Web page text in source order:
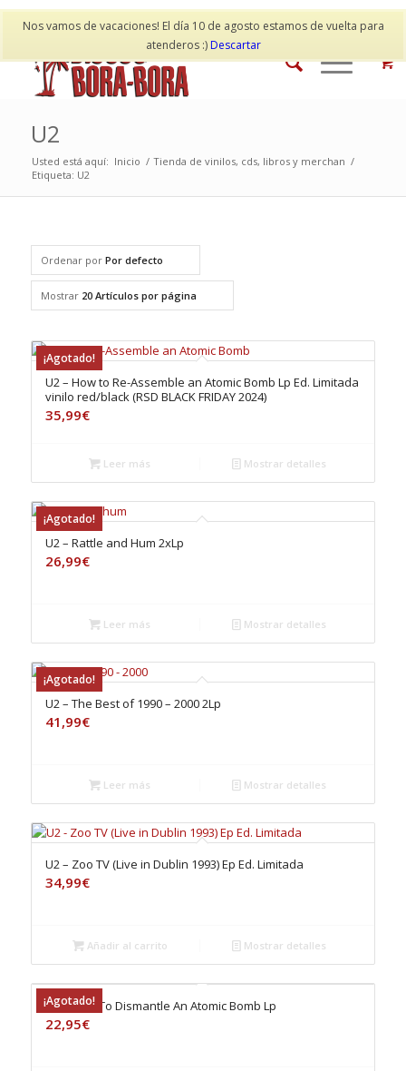
Nos vamos de vacaciones! El día 10 de agosto estamos de vuelta para
atenderos :)Descartar
Mi cuenta Contacto
U2
Usted está aquí: Inicio / Tienda de vinilos, cds, libros y merchan /
Etiqueta: U2
Ordenar por Por defecto
Mostrar 20 Artículos por página
¡Agotado!
U2 – How to Re-Assemble an Atomic Bomb Lp Ed. Limitada
vinilo red/black (RSD BLACK FRIDAY 2024)
35,99€
Leer más Mostrar detalles
¡Agotado!
U2 – Rattle and Hum 2xLp
26,99€
Leer más Mostrar detalles
¡Agotado!
U2 – The Best of 1990 – 2000 2Lp
41,99€
Leer más Mostrar detalles
U2 – Zoo TV (Live in Dublin 1993) Ep Ed. Limitada
34,99€
Añadir al carrito Mostrar detalles
¡Agotado!
U2 – How To Dismantle An Atomic Bomb Lp
22,95€